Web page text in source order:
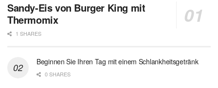
Sandy-Eis von Burger King mit
Thermomix
1 SHARES
Beginnen Sie Ihren Tag mit einem Schlankheitsgetränk
0 SHARES